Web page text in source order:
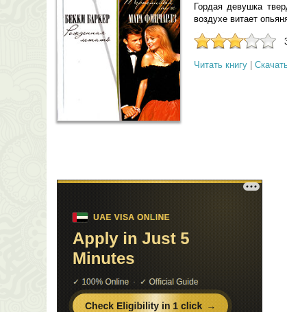
Гордая девушка
воздухе витает
Читать книгу|